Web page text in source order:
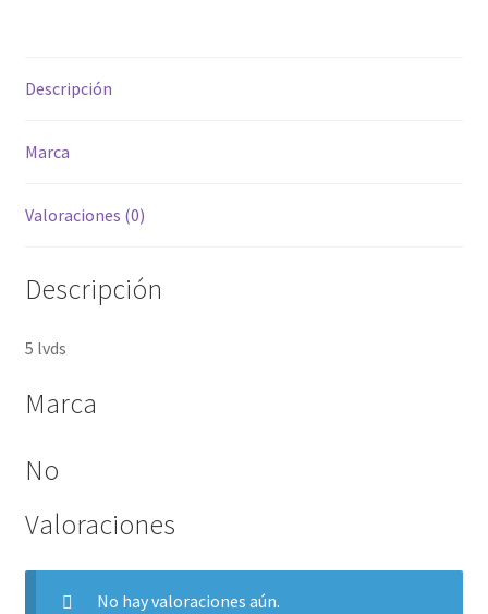
Descripción
Marca
Valoraciones (0)
Descripción
5 lvds
Marca
No
Valoraciones
No hay valoraciones aún.